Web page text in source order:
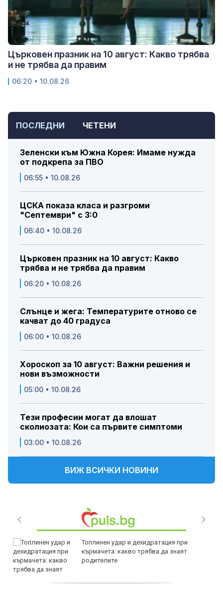
ПОСЛЕДНИ ЧЕТЕНИ
Зеленски към Южна Корея: Имаме нужда
от подкрепа за ПВО
06:55 • 10.08.26
ЦСКА показа класа и разгроми
"Септември" с 3:0
06:40 • 10.08.26
Църковен празник на 10 август: Какво
трябва и не трябва да правим
06:20 • 10.08.26
Слънце и жега: Температурите отново се
качват до 40 градуса
06:00 • 10.08.26
Хороскоп за 10 август: Важни решения и
нови възможности
05:00 • 10.08.26
Тези професии могат да влошат
сколиозата: Кои са първите симптоми
03:00 • 10.08.26
ВИЖ ВСИЧКИ НОВИНИ
Топлинен удар и дехидратация при
кърмачета: какво трябва да знаят
родителите
Църковен празник на 10 август: Какво трябва
и не трябва да правим
06:20 • 10.08.26